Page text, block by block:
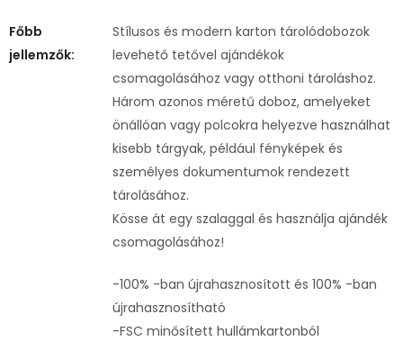
Főbb
jellemzők:
Stílusos és modern karton tárolódobozok
levehető tetővel ajándékok
csomagolásához vagy otthoni tároláshoz.
Három azonos méretű doboz, amelyeket
önállóan vagy polcokra helyezve használhat
kisebb tárgyak, például fényképek és
személyes dokumentumok rendezett
tárolásához.
Kösse át egy szalaggal és használja ajándék
csomagolásához!
-100% -ban újrahasznosított és 100% -ban
újrahasznosítható
-FSC minősített hullámkartonból